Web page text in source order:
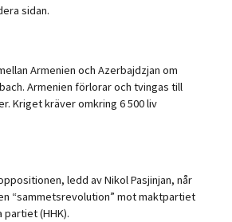
sidan.
Armenien och Azerbajdzjan om
Armenien förlorar och tvingas till
Kriget kräver omkring 6 500 liv
ledd av Nikol Pasjinjan, når
“sammetsrevolution” mot maktpartiet
partiet (HHK).